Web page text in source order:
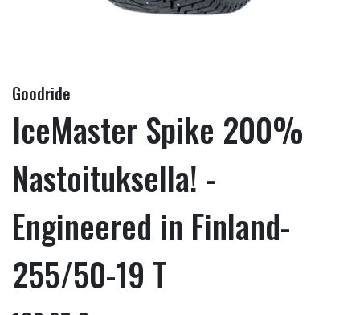
Goodride
IceMaster Spike 200%
Nastoituksella! -
Engineered in Finland-
255/50-19 T